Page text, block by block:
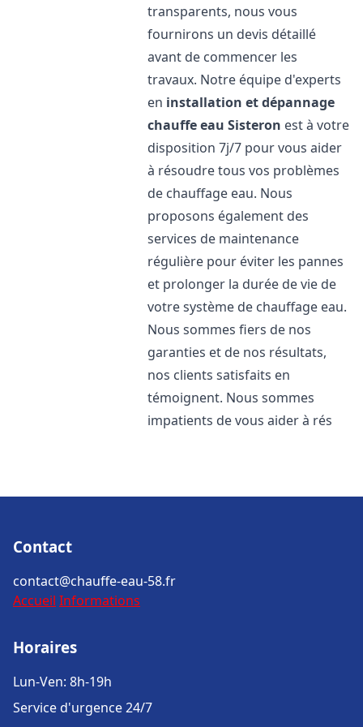
transparents, nous vous
fournirons un devis détaillé
avant de commencer les
travaux. Notre équipe d'experts
en installation et dépannage
chauffe eau Sisteron est à votre
disposition 7j/7 pour vous aider
à résoudre tous vos problèmes
de chauffage eau. Nous
proposons également des
services de maintenance
régulière pour éviter les pannes
et prolonger la durée de vie de
votre système de chauffage eau.
Nous sommes fiers de nos
garanties et de nos résultats,
nos clients satisfaits en
témoignent. Nous sommes
impatients de vous aider à rés
Contact
contact@chauffe-eau-58.fr
Accueil Informations
Horaires
Lun-Ven: 8h-19h
Service d'urgence 24/7